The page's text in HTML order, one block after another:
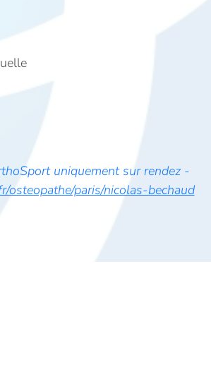
uniquement sur rendez -
paris/nicolas-bechaud